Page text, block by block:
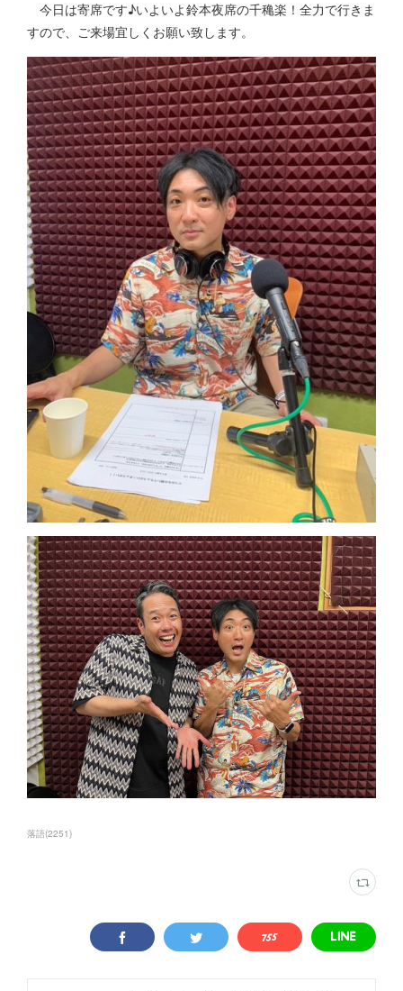
今日は寄席です♪いよいよ鈴本夜席の千穐楽！全力で行きま
すので、ご来場宜しくお願い致します。
落語(2251)